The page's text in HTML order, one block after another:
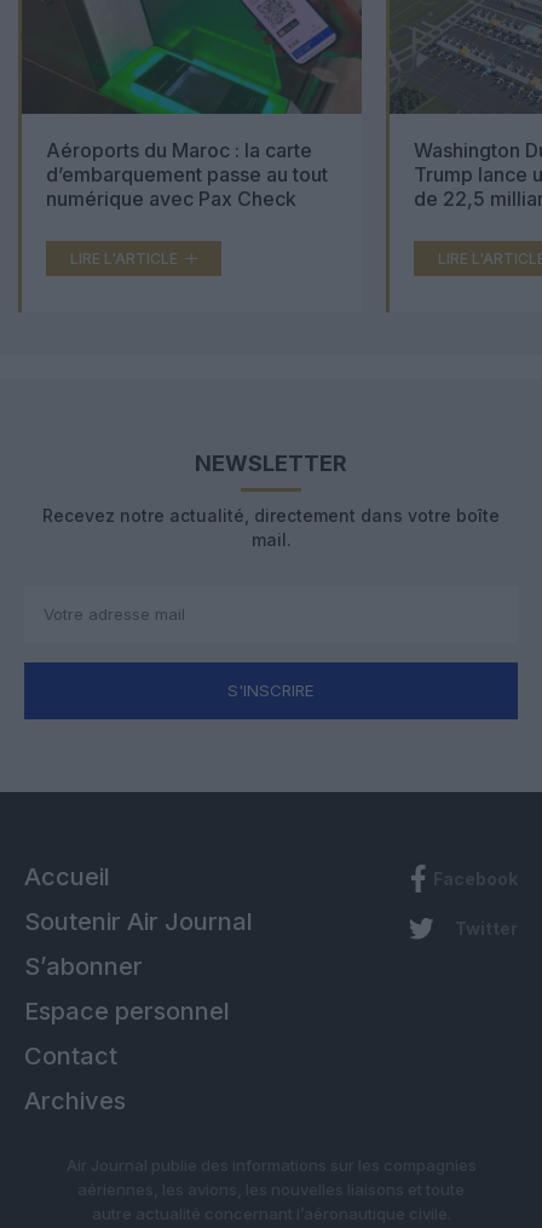
Aéroports du Maroc : la carte
d’embarquement passe au tout
numérique avec Pax Check
LIRE L'ARTICLE
Washington
Trump lance
de 22,5
LIRE
NEWSLETTER
Recevez notre actualité, directement dans votre boîte
mail.
S'INSCRIRE
Accueil
Soutenir Air Journal
S’abonner
Espace personnel
Contact
Archives